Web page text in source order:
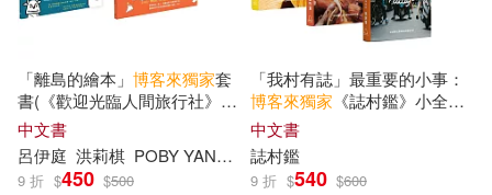
陳浪(2) 陳盈君(2)
陳紅(2)
「離島的繪本」 博客來獨家套
書(《歡迎光臨人間旅行社》+
《小白兔的澎湖漁村歷險
記》，共2冊)
中文書
呂伊庭 洪莉棋 POBY YANG 陳柔安
9 折 $450 $500
「我村有誌」最重要的小事：
博客來獨家 《誌村鑑》小全集
(《誌村鑑》1-3，共3冊)
中文書
誌村鑑
9 折 $540 $600